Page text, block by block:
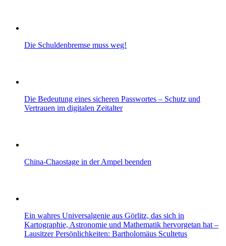
Die Schuldenbremse muss weg!
Die Bedeutung eines sicheren Passwortes – Schutz und
Vertrauen im digitalen Zeitalter
China-Chaostage in der Ampel beenden
Ein wahres Universalgenie aus Görlitz, das sich in
Kartographie, Astronomie und Mathematik hervorgetan hat –
Lausitzer Persönlichkeiten: Bartholomäus Scultetus